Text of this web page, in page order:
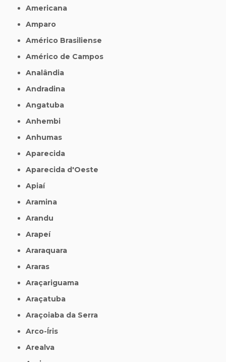
Americana
Amparo
Américo Brasiliense
Américo de Campos
Analândia
Andradina
Angatuba
Anhembi
Anhumas
Aparecida
Aparecida d'Oeste
Apiaí
Aramina
Arandu
Arapeí
Araraquara
Araras
Araçariguama
Araçatuba
Araçoiaba da Serra
Arco-Íris
Arealva